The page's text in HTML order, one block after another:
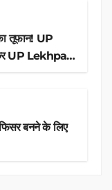
तूफान! UP
UP Lekhpal
बनने के लिए